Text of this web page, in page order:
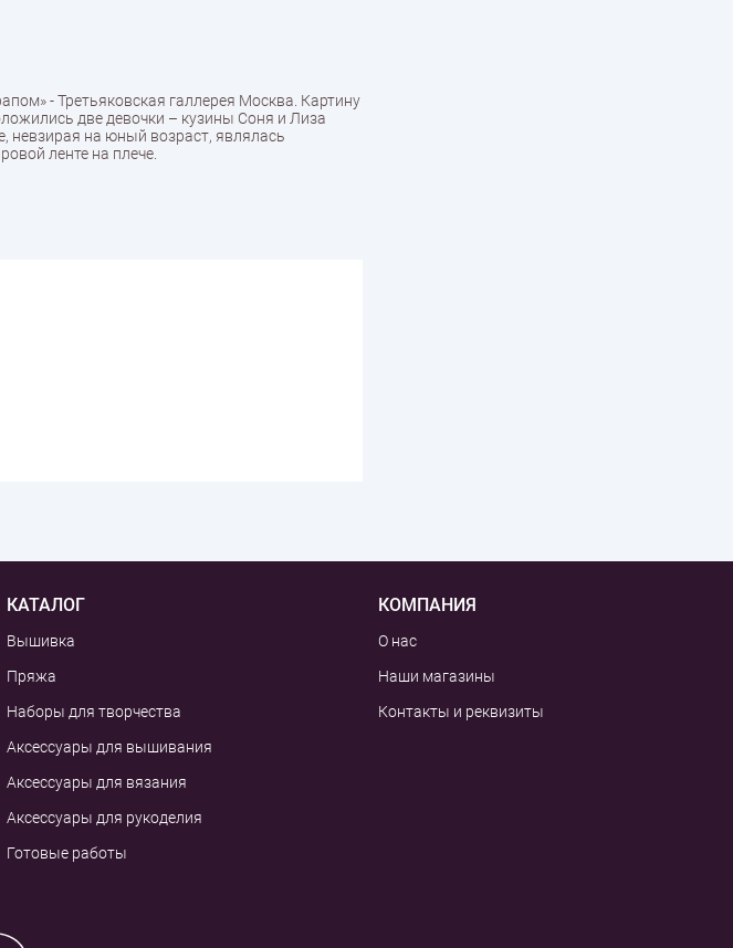
- Третьяковская галлерея Москва. Картину
две девочки – кузины Соня и Лиза
невзирая на юный возраст, являлась
ленте на плече.
КАТАЛОГ
Вышивка
Пряжа
Наборы для творчества
Аксессуары для вышивания
Аксессуары для вязания
Аксессуары для рукоделия
Готовые работы
КОМПАНИЯ
О нас
Наши магазины
Контакты и реквизиты